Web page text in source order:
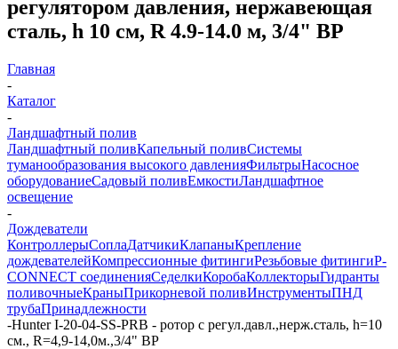
регулятором давления, нержавеющая
сталь, h 10 см, R 4.9-14.0 м, 3/4" ВР
Главная
-
Каталог
-
Ландшафтный полив
Ландшафтный поливКапельный поливСистемы
туманообразования высокого давленияФильтрыНасосное
оборудованиеСадовый поливЕмкостиЛандшафтное
освещение
-
Дождеватели
КонтроллерыСоплаДатчикиКлапаныКрепление
дождевателейКомпрессионные фитингиРезьбовые фитингиP-
CONNECT соединенияСеделкиКоробаКоллекторыГидранты
поливочныеКраныПрикорневой поливИнструментыПНД
трубаПринадлежности
-Hunter I-20-04-SS-PRB - ротор с регул.давл.,нерж.сталь, h=10
см., R=4,9-14,0м.,3/4" ВР